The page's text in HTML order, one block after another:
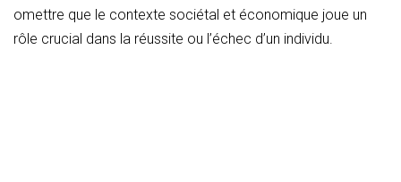
omettre que le contexte sociétal et économique joue un
rôle crucial dans la réussite ou l’échec d’un individu.